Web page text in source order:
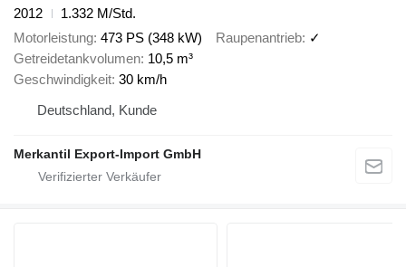
2012
1.332 M/Std.
Motorleistung 473 PS (348 kW) Raupenantrieb ✓
Getreidetankvolumen 10,5 m³
Geschwindigkeit 30 km/h
Deutschland, Kunde
Merkantil Export-Import GmbH